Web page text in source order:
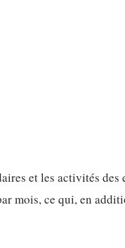
et les activités
mois, ce qui, en